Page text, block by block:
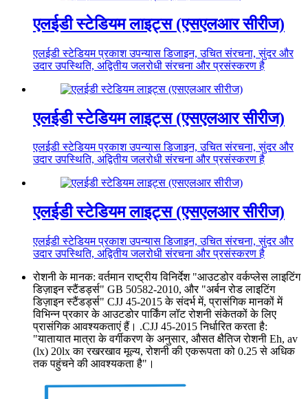
एलईडी स्टेडियम लाइट्स (एसएलआर सीरीज)
एलईडी स्टेडियम प्रकाश उपन्यास डिजाइन, उचित संरचना, सुंदर और
उदार उपस्थिति, अद्वितीय जलरोधी संरचना और प्रसंस्करण है
एलईडी स्टेडियम लाइट्स (एसएलआर सीरीज)
एलईडी स्टेडियम प्रकाश उपन्यास डिजाइन, उचित संरचना, सुंदर और
उदार उपस्थिति, अद्वितीय जलरोधी संरचना और प्रसंस्करण है
एलईडी स्टेडियम लाइट्स (एसएलआर सीरीज)
एलईडी स्टेडियम प्रकाश उपन्यास डिजाइन, उचित संरचना, सुंदर और
उदार उपस्थिति, अद्वितीय जलरोधी संरचना और प्रसंस्करण है
रोशनी के मानक: वर्तमान राष्ट्रीय विनिर्देश "आउटडोर वर्कप्लेस लाइटिंग
डिज़ाइन स्टैंडर्ड्स" GB 50582-2010, और "अर्बन रोड लाइटिंग
डिज़ाइन स्टैंडर्ड्स" CJJ 45-2015 के संदर्भ में, प्रासंगिक मानकों में
विभिन्न प्रकार के आउटडोर पार्किंग लॉट रोशनी संकेतकों के लिए
प्रासंगिक आवश्यकताएं हैं। .CJJ 45-2015 निर्धारित करता है:
"यातायात मात्रा के वर्गीकरण के अनुसार, औसत क्षैतिज रोशनी Eh, av
(lx) 20lx का रखरखाव मूल्य, रोशनी की एकरूपता को 0.25 से अधिक
तक पहुंचने की आवश्यकता है"।